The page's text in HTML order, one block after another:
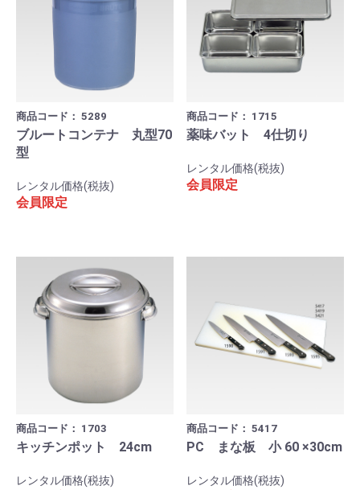
商品コード： 5289
ブルートコンテナ 丸型70
型
レンタル価格(税抜)
会員限定
商品コード： 1715
薬味バット 4仕切り
レンタル価格(税抜)
会員限定
商品コード： 1703
キッチンポット 24cm
レンタル価格(税抜)
商品コード： 5417
PC まな板 小 60 ×30cm
レンタル価格(税抜)